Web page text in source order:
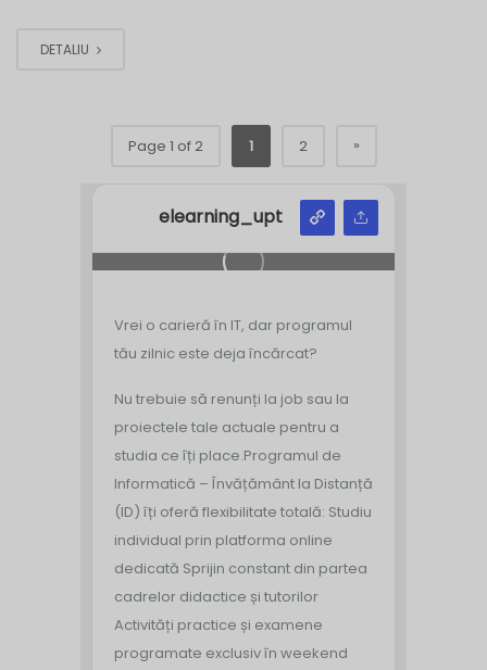
DETALIU
Page 1 of 2 1 2 »
elearning_upt
Vrei o carieră în IT, dar programul
tău zilnic este deja încărcat?
Nu trebuie să renunți la job sau la
proiectele tale actuale pentru a
studia ce îți place.Programul de
Informatică – Învățământ la Distanță
(ID) îți oferă flexibilitate totală: Studiu
individual prin platforma online
dedicată ‍ Sprijin constant din partea
cadrelor didactice și tutorilor
Activități practice și examene
programate exclusiv în weekend